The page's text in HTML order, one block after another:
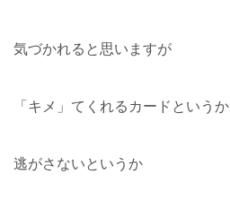
気づかれると思いますが
「キメ」てくれるカードというか
逃がさないというか